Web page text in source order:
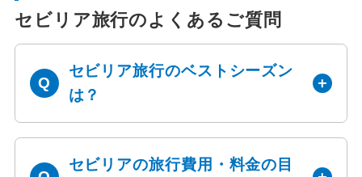
セビリア旅行のよくあるご質問
セビリア旅行のベストシーズン
は？
セビリアの旅行費用・料金の目